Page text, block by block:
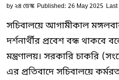
by২৪ ডেস্ক Published: 26 May 2025
সচিবালয়ে আগামীকাল
দর্শনার্থীর প্রবেশ বন্ধ থাকবে
মন্ত্রণালয়। সরকারি চাকরি
এর প্রতিবাদে সচিবালয়ে